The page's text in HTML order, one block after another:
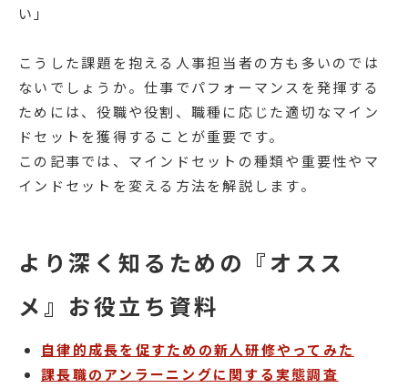
い」
こうした課題を抱える人事担当者の方も多いのでは
ないでしょうか。仕事でパフォーマンスを発揮する
ためには、役職や役割、職種に応じた適切なマイン
ドセットを獲得することが重要です。
この記事では、マインドセットの種類や重要性やマ
インドセットを変える方法を解説します。
より深く知るための『オスス
メ』お役立ち資料
自律的成長を促すための新人研修やってみた
課長職のアンラーニングに関する実態調査